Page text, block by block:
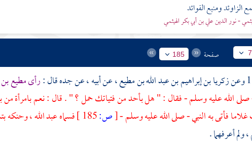
الزاوئد ومنبع الفوائد
- نور الدين علي بن أبي بكر الهيثمي
7 صفحة 185
زكريا بن إبراهيم بن عبد الله بن مطيع، عن أبيه ، عن جده قال :رأىمطيع
صلى الله عليه وسلم - فقال : " هل بأحد من فتياتك حمل ؟ " . قال : نعم بامرأة من
فأتى به النبي - صلى الله عليه وسلم -[ص: فسماهعبد الله، وحنكه
، ولم أعرفهما .